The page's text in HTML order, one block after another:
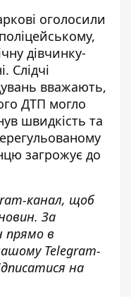
оголосили
,
дівчинку-
Слідчі
вважають,
ДТП могло
швидкість та
загрожує до
канал, щоб
За
прямо в
Telegram-
на